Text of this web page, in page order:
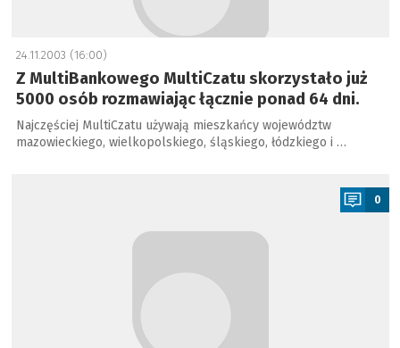
24.11.2003 (16:00)
Z MultiBankowego MultiCzatu skorzystało już
5000 osób rozmawiając łącznie ponad 64 dni.
Najczęściej MultiCzatu używają mieszkańcy województw
mazowieckiego, wielkopolskiego, śląskiego, łódzkiego i …
0